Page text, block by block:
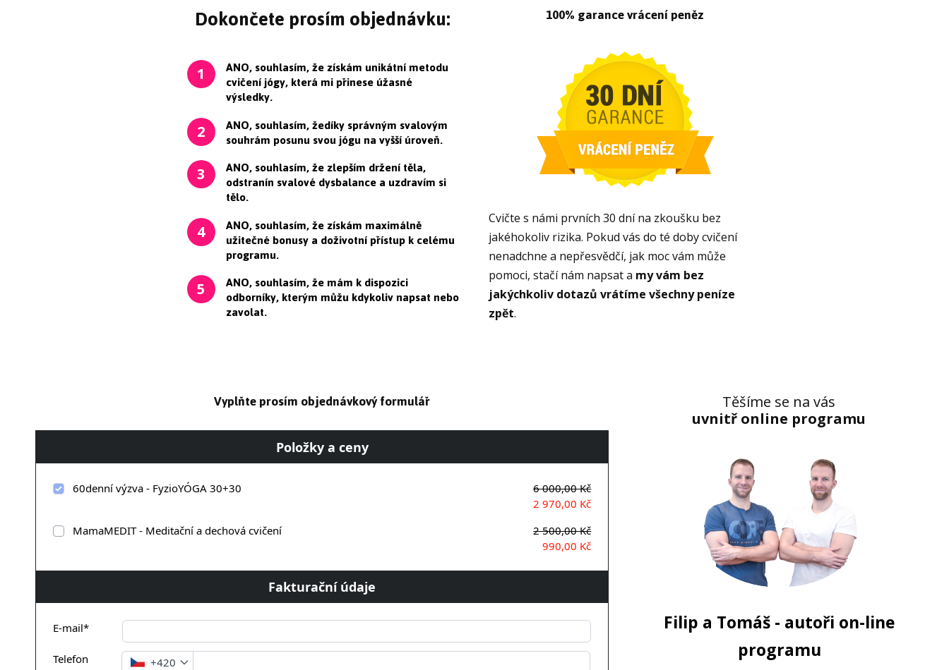
Dokončete prosím objednávku:
1 ANO, souhlasím, že získám unikátní metodu
cvičení jógy, která mi přinese úžasné
výsledky.
2 ANO, souhlasím, žedíky správným svalovým
souhrám posunu svou jógu na vyšší úroveň.
3 ANO, souhlasím, že zlepším držení těla,
odstranín svalové dysbalance a uzdravím si
tělo.
4 ANO, souhlasím, že získám maximálně
užitečné bonusy a doživotní přístup k celému
programu.
5 ANO, souhlasím, že mám k dispozici
odborníky, kterým můžu kdykoliv napsat nebo
zavolat.
100% garance vrácení peněz
Cvičte s námi prvních 30 dní na zkoušku bez
jakéhokoliv rizika. Pokud vás do té doby cvičení
nenadchne a nepřesvědčí, jak moc vám může
pomoci, stačí nám napsat a my vám bez
jakýchkoliv dotazů vrátíme všechny peníze
zpět.
Vyplňte prosím objednávkový formulář
Položky a ceny
60denní výzva - FyzioYÓGA 30+30
6 000,00 Kč
2 970,00 Kč
MamaMEDIT - Meditační a dechová cvičení
2 500,00 Kč
990,00 Kč
Fakturační údaje
E-mail*
Telefon
+420
Těšíme se na vás
uvnitř online programu
Filip a Tomáš - autoři on-line
programu